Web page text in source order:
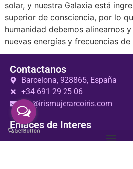
solar, y nuestra Galaxia está
superior de consciencia, por lo
humanidad debemos alinearnos
nuevas energías y frecuencias
Contactanos
Barcelona, 928865, España
+34 691 29 25 06
iris@irismujerarcoiris.com
Enlaces de Interes